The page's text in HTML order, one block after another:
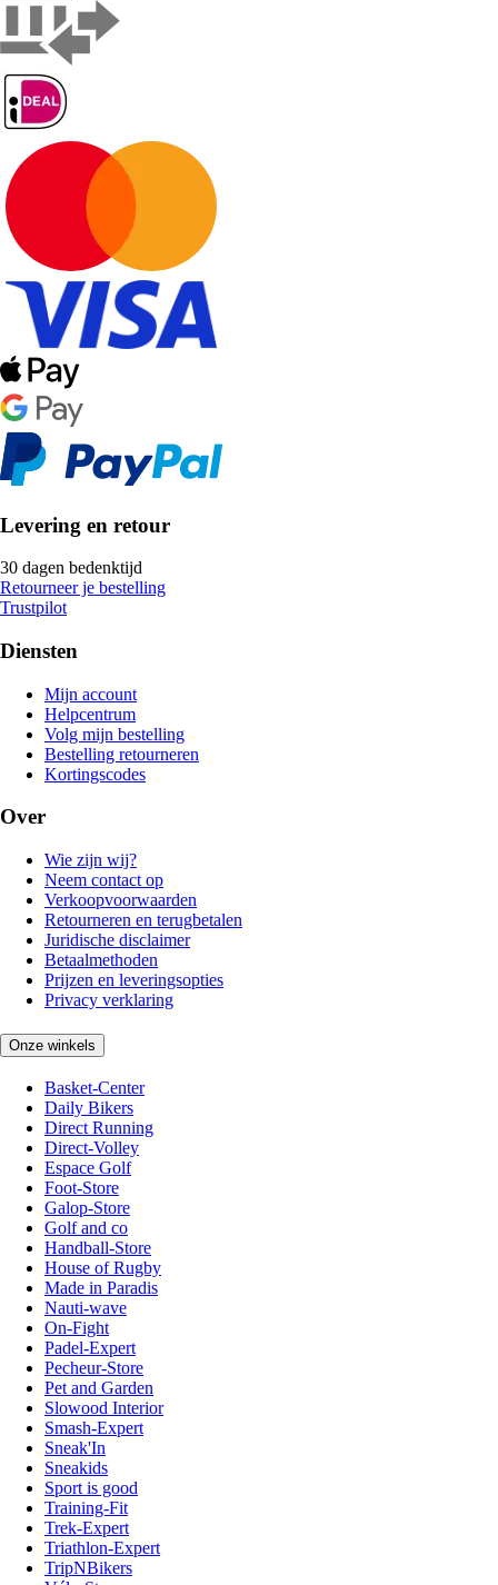
Levering en retour
30 dagen bedenktijd
Retourneer je bestelling
Trustpilot
Diensten
Mijn account
Helpcentrum
Volg mijn bestelling
Bestelling retourneren
Kortingscodes
Over
Wie zijn wij?
Neem contact op
Verkoopvoorwaarden
Retourneren en terugbetalen
Juridische disclaimer
Betaalmethoden
Prijzen en leveringsopties
Privacy verklaring
Onze winkels
Basket-Center
Daily Bikers
Direct Running
Direct-Volley
Espace Golf
Foot-Store
Galop-Store
Golf and co
Handball-Store
House of Rugby
Made in Paradis
Nauti-wave
On-Fight
Padel-Expert
Pecheur-Store
Pet and Garden
Slowood Interior
Smash-Expert
Sneak'In
Sneakids
Sport is good
Training-Fit
Trek-Expert
Triathlon-Expert
TripNBikers